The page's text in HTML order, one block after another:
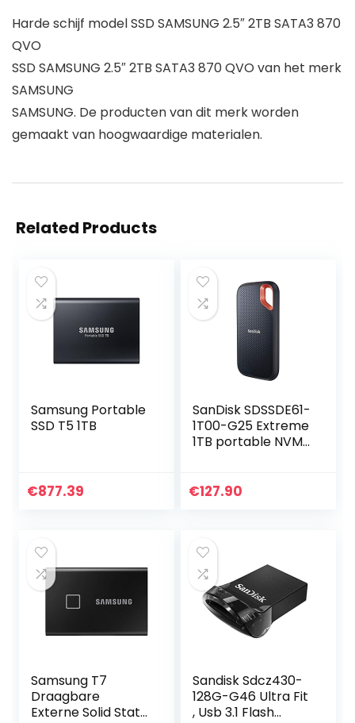
Harde schijf model SSD SAMSUNG 2.5″ 2TB SATA3 870
QVO
SSD SAMSUNG 2.5″ 2TB SATA3 870 QVO van het merk
SAMSUNG
SAMSUNG. De producten van dit merk worden
gemaakt van hoogwaardige materialen.
Related Products
Samsung Portable
SSD T5 1TB
€877.39
SanDisk SDSSDE61-
1T00-G25 Extreme
1TB portable NVMe
leessnelheid en
€127.90
Samsung T7
Draagbare
Externe Solid State
Sandisk Sdcz430-
128G-G46 Ultra Fit
, Usb 3.1 Flash